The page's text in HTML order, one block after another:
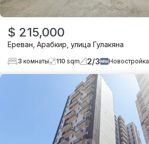
$ 215,000
Ереван Арабкир улица Гулакяна
3 комнаты 110 sqm 2/3 Новостройка